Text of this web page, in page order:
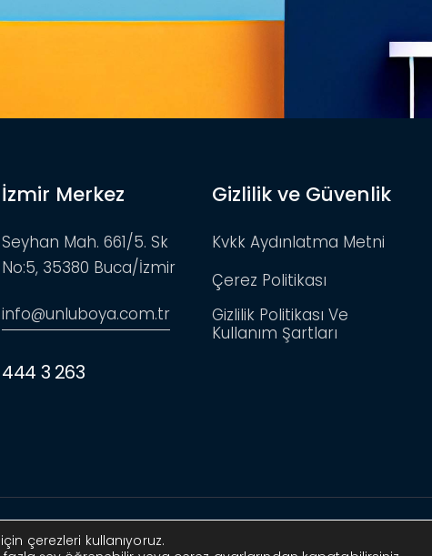
İzmir Merkez
Seyhan Mah. 661/5. Sk
No:5, 35380 Buca/İzmir
info@unluboya.com.tr
444 3 263
Gizlilik ve Güvenlik
Kvkk Aydınlatma Metni
Çerez Politikası
Gizlilik Politikası Ve
Kullanım Şartları
çerezleri kullanıyoruz.